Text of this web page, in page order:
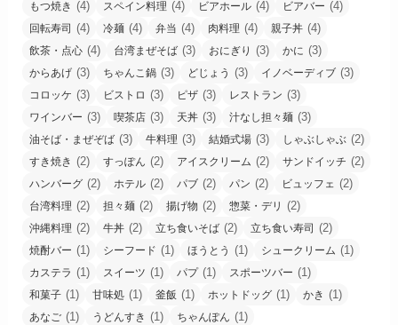
もつ焼き (4) スペイン料理 (4) ビアホール (4) ビアバー (4)
回転寿司 (4) 冷麺 (4) 弁当 (4) 肉料理 (4) 親子丼 (4)
飲茶・点心 (4) 台湾まぜそば (3) おにぎり (3) かに (3)
からあげ (3) ちゃんこ鍋 (3) どじょう (3) イノベーディブ (3)
コロッケ (3) ビストロ (3) ピザ (3) レストラン (3)
ワインバー (3) 喫茶店 (3) 天丼 (3) 汁なし担々麺 (3)
油そば・まぜぞば (3) 牛料理 (3) 結婚式場 (3) しゃぶしゃぶ (2)
すき焼き (2) すっぽん (2) アイスクリーム (2) サンドイッチ (2)
ハンバーグ (2) ホテル (2) パブ (2) パン (2) ビュッフェ (2)
台湾料理 (2) 担々麺 (2) 揚げ物 (2) 惣菜・デリ (2)
沖縄料理 (2) 牛丼 (2) 立ち食いそば (2) 立ち食い寿司 (2)
焼酎バー (1) シーフード (1) ほうとう (1) シュークリーム (1)
カステラ (1) スイーツ (1) パプ(1) スポーツバー (1)
和菓子 (1) 甘味処 (1) 釜飯 (1) ホットドッグ (1) かき (1)
あなご (1) うどんすき (1) ちゃんぽん (1)